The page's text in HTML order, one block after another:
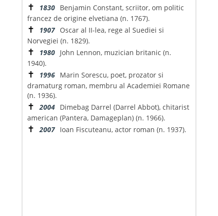
✝ 1830 Benjamin Constant, scriitor, om politic
francez de origine elvetiana (n. 1767).
✝ 1907 Oscar al II-lea, rege al Suediei si
Norvegiei (n. 1829).
✝ 1980 John Lennon, muzician britanic (n.
1940).
✝ 1996 Marin Sorescu, poet, prozator si
dramaturg roman, membru al Academiei Romane
(n. 1936).
✝ 2004 Dimebag Darrel (Darrel Abbot), chitarist
american (Pantera, Damageplan) (n. 1966).
✝ 2007 Ioan Fiscuteanu, actor roman (n. 1937).